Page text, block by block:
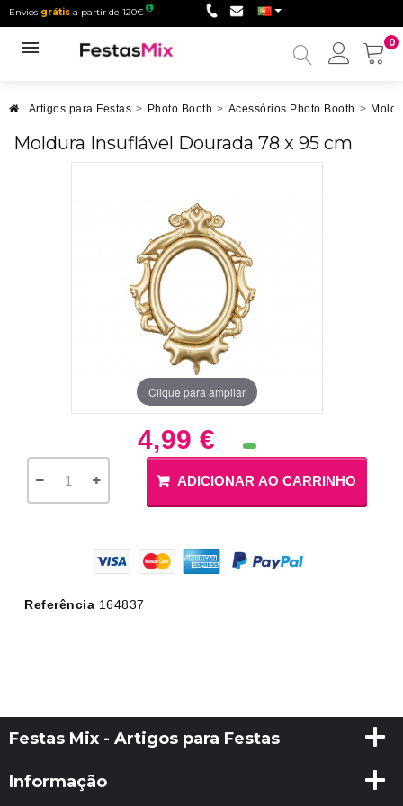
Envios grátis a partir de 120€
0
Minha
Artigos para Festas > Photo Booth > Acessórios Photo Booth >
Moldura Insuflável Dourada 78 x 95 cm
Clique para ampliar
4,99 €
ADICIONAR AO CARRINHO
Referência 164837
Festas Mix - Artigos para Festas
Informação